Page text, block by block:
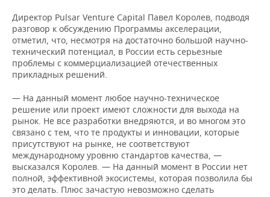
Директор Pulsar Venture Capital Павел Королев, подводя
разговор к обсуждению Программы акселерации,
отметил, что, несмотря на достаточно большой научно-
технический потенциал, в России есть серьезные
проблемы с коммерциализацией отечественных
прикладных решений.
— На данный момент любое научно-техническое
решение или проект имеют сложности для выхода на
рынок. Не все разработки внедряются, и во многом это
связано с тем, что те продукты и инновации, которые
присутствуют на рынке, не соответствуют
международному уровню стандартов качества, —
высказался Королев. — На данный момент в России нет
полной, эффективной экосистемы, которая позволила бы
это делать. Плюс зачастую невозможно сделать